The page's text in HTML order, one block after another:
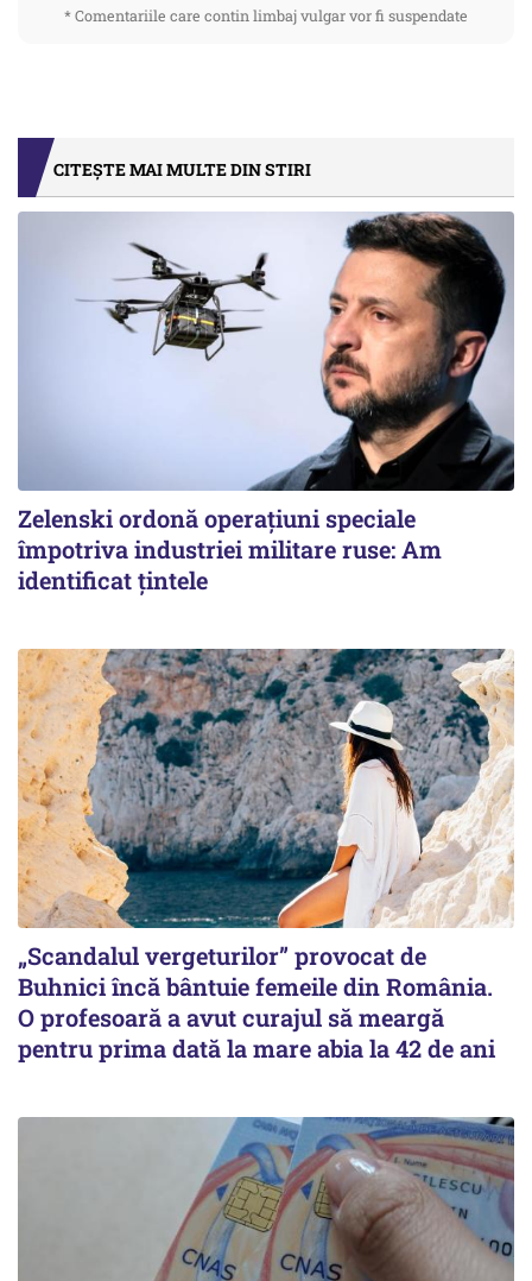
* Comentariile care contin limbaj vulgar vor fi suspendate
CITEȘTE MAI MULTE DIN STIRI
Zelenski ordonă operațiuni speciale
împotriva industriei militare ruse: Am
identificat țintele
„Scandalul vergeturilor” provocat de
Buhnici încă bântuie femeile din România.
O profesoară a avut curajul să meargă
pentru prima dată la mare abia la 42 de ani